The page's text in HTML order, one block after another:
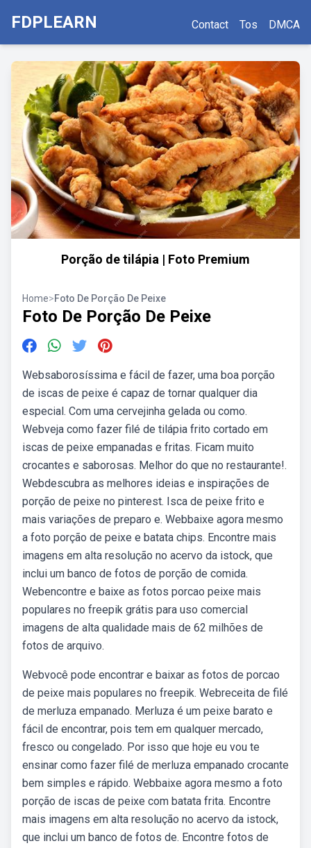
FDPLEARN Contact Tos DMCA
Porção de tilápia | Foto Premium
Home>Foto De Porção De Peixe
Foto De Porção De Peixe
Websaborosíssima e fácil de fazer, uma boa porção
de iscas de peixe é capaz de tornar qualquer dia
especial. Com uma cervejinha gelada ou como.
Webveja como fazer filé de tilápia frito cortado em
iscas de peixe empanadas e fritas. Ficam muito
crocantes e saborosas. Melhor do que no restaurante!.
Webdescubra as melhores ideias e inspirações de
porção de peixe no pinterest. Isca de peixe frito e
mais variações de preparo e. Webbaixe agora mesmo
a foto porção de peixe e batata chips. Encontre mais
imagens em alta resolução no acervo da istock, que
inclui um banco de fotos de porção de comida.
Webencontre e baixe as fotos porcao peixe mais
populares no freepik grátis para uso comercial
imagens de alta qualidade mais de 62 milhões de
fotos de arquivo.
Webvocê pode encontrar e baixar as fotos de porcao
de peixe mais populares no freepik. Webreceita de filé
de merluza empanado. Merluza é um peixe barato e
fácil de encontrar, pois tem em qualquer mercado,
fresco ou congelado. Por isso que hoje eu vou te
ensinar como fazer filé de merluza empanado crocante
bem simples e rápido. Webbaixe agora mesmo a foto
porção de iscas de peixe com batata frita. Encontre
mais imagens em alta resolução no acervo da istock,
que inclui um banco de fotos de. Encontre fotos de